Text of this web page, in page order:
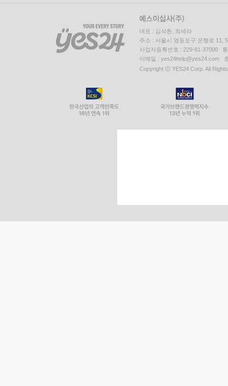
대표 : 김석환, 최세라
주소 : 서울시 영등포구 은행로 11,
사업자등록번호 : 229-81-37000
이메일 : yes24help@yes24.com
Copyright ⓒ YES24 Corp. All